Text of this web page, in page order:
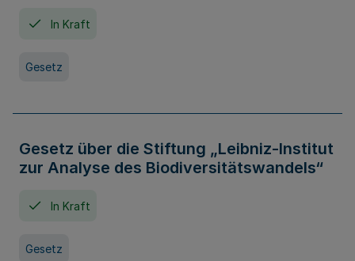
In Kraft
Gesetz
Gesetz über die Stiftung „Leibniz-Institut
zur Analyse des Biodiversitätswandels“
In Kraft
Gesetz